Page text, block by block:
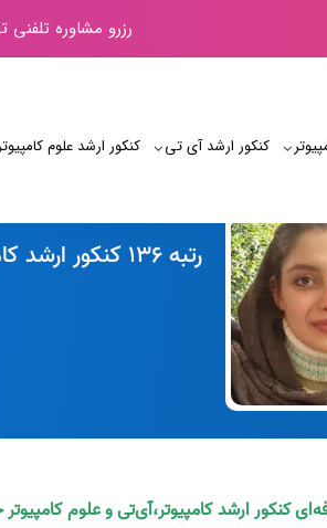
رزرو مشاوره
کنکور ارشد آی‌ تی کنکور ارشد علوم
رتبه 136 کنکور ارشد کامپیوتر 99
کنکور ارشد کامپیوتر،آی‌تی و علوم